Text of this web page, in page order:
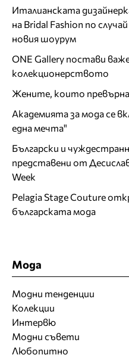
Италианската
на Bridal Fashion по
новия шоурум
ONE Gallery постави
колекционерството
Жените, които
Академията за мода се
една мечта"
Български и
представени от
Week
Pelagia Stage Couture
българската мода
Мода
Модни тенденции
Колекции
Интервю
Модни съвети
Любопитно